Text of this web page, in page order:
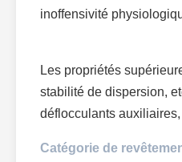
inoffensivité
Les propriétés
stabilité de dispersion,
déflocculants
Catégorie de